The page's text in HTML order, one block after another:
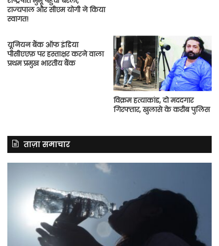
राज्‍यपाल और सीएम योगी ने किया
स्वागत!
यूनियन बैंक ऑफ इंडिया
पीसीएएफ़ पर हस्ताक्षर करने वाला
प्रथम प्रमुख भारतीय बैंक
विक्रम हत्याकांड, दो मददगार
गिरफ्तार, खुलासे के करीब पुलिस
ताज़ा समाचार